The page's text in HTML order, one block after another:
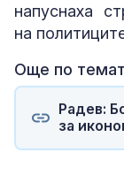
напуснаха
на
Още по
Радев:
за